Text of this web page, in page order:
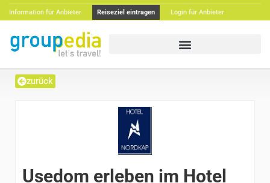
Information für Anbieter Reiseziel eintragen Login für Anbieter
zurück
Usedom erleben im Hotel